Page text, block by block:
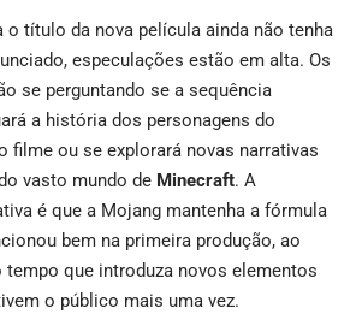
o título da nova película ainda não tenha
especulações estão em alta. Os
se perguntando se a sequência
a história dos personagens do
filme ou se explorará novas narrativas
vasto mundo de Minecraft. A
é que a Mojang mantenha a fórmula
bem na primeira produção, ao
tempo que introduza novos elementos
o público mais uma vez.